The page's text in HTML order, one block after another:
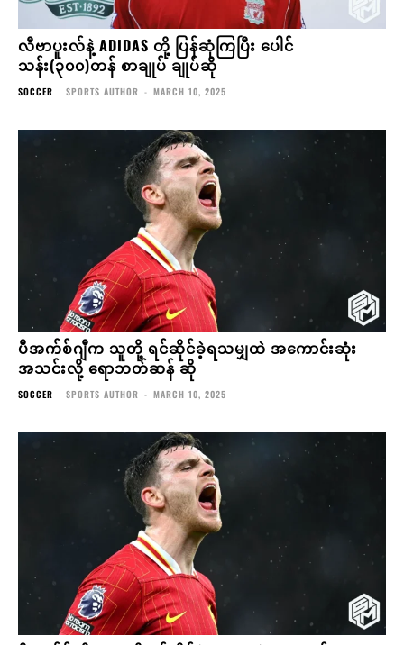
လီဗာပူးလ်နဲ့ ADIDAS တို့ ပြန်ဆုံကြပြီး ပေါင်
သန်း(၃၀၀)တန် စာချုပ် ချုပ်ဆို
SOCCER SPORTS AUTHOR - MARCH 10, 2025
ပီအက်စ်ဂျီက သူတို့ ရင်ဆိုင်ခဲ့ရသမျှထဲ အကောင်းဆုံး
အသင်းလို့ ရောဘတ်ဆန် ဆို
SOCCER SPORTS AUTHOR - MARCH 10, 2025